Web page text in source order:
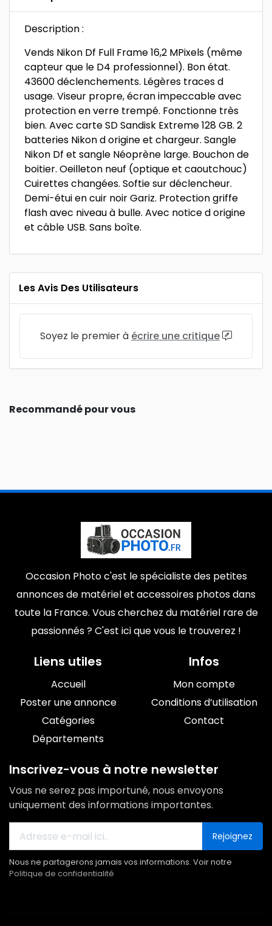
Description :
Vends Nikon Df Full Frame 16,2 MPixels (même
capteur que le D4 professionnel). Bon état.
43600 déclenchements. Légères traces d
usage. Viseur propre, écran impeccable avec
protection en verre trempé. Fonctionne très
bien. Avec carte SD Sandisk Extreme 128 GB. 2
batteries Nikon d origine et chargeur. Sangle
Nikon Df et sangle Néoprène large. Bouchon de
boitier. Oeilleton neuf (optique et caoutchouc)
Cuirettes changées. Softie sur déclencheur.
Demi-étui en cuir noir Gariz. Protection griffe
flash avec niveau à bulle. Avec notice d origine
et câble USB. Sans boîte.
Les Avis Des Utilisateurs
Soyez le premier à écrire une critique
Recommandé pour vous
Occasion Photo c'est le spécialiste des petites
annonces de matériel et accessoires photos dans
toute la France. Vous cherchez du matériel rare de
passionnés ? C'est ici que vous le trouverez !
Liens utiles
Accueil
Poster une annonce
Catégories
Départements
Infos
Mon compte
Conditions d’utilisation
Contact
Inscrivez-vous à notre newsletter
Vous ne serez pas importuné, nous envoyons
uniquement des informations importantes.
Rejoignez
Nous ne partagerons jamais vos informations. Voir notre
Politique de confidentialité